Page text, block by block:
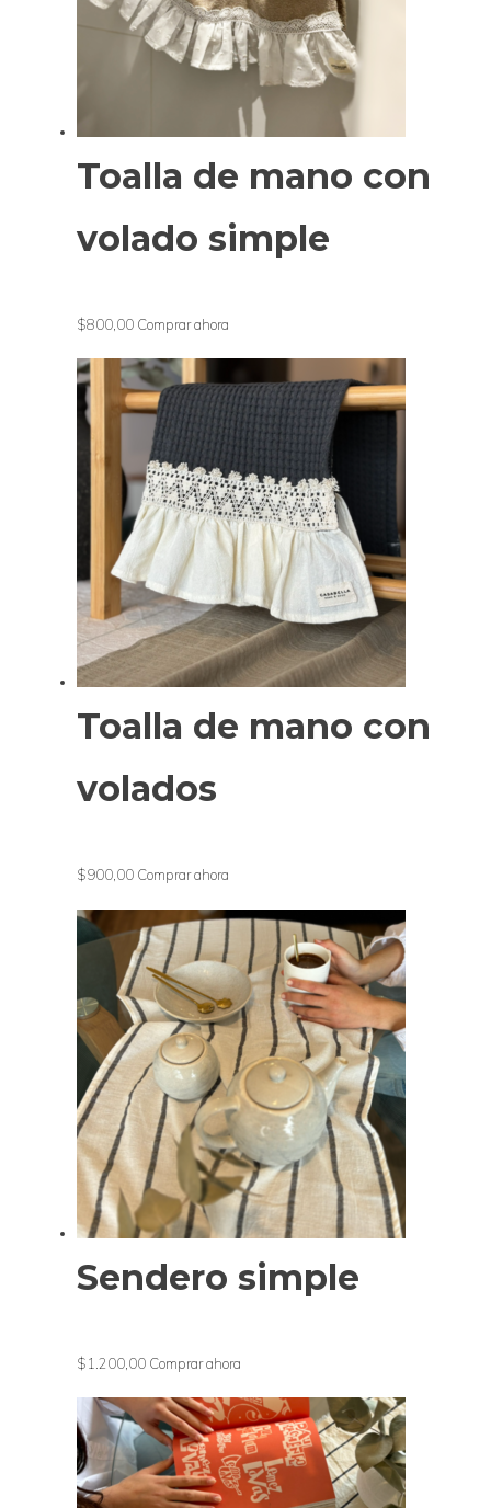
Toalla de mano con
volado simple
$800,00 Comprar ahora
Toalla de mano con
volados
$900,00 Comprar ahora
Sendero simple
$1.200,00 Comprar ahora